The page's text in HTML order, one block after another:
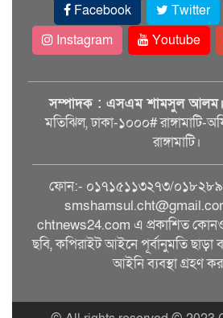
Facebook Twitter
Instagram
Youtube
সম্পাদক : এসএম শামসুল আলম।
মতিঝিল, ঢাকা-১০০০# রাঙ্গামাটি-
রাঙ্গামাটি।
ফোন:- ০১৭১৫১১৩২৭৩/
chtnews24.com এ প্রকাশিত
ছবি, কপিরাইট আইনে পূর্বানুমতি ছাড়া
আইনি ব্যবস্থা গ্রহণ